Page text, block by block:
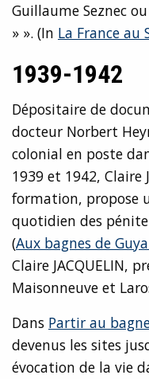
Guillaume Seznec
» ». (In La France au
1939-1942
Dépositaire de
docteur Norbert
colonial en poste
1939 et 1942, Claire
formation, propose
quotidien des
(Aux bagnes de
Claire JACQUELIN,
Maisonneuve et
Dans Partir au
devenus les sites
évocation de la vie